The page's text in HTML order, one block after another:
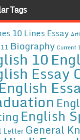
Tags
10 Lines Essay
Biography Current
10
Essay
English
Letter General